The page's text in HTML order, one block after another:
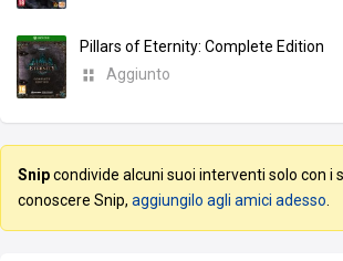
Pillars of Eternity: Complete Edition
Aggiunto
Snipcondivide alcuni suoi interventi solo con i
conoscere Snip, aggiungilo agli amici adesso